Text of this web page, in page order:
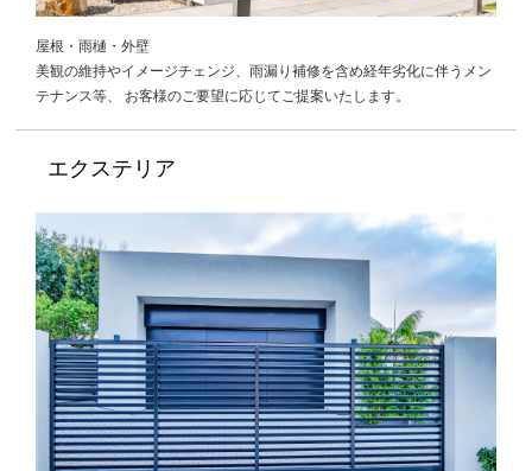
屋根・雨樋・外壁
美観の維持やイメージチェンジ、雨漏り補修を含め経年劣化に伴うメン
テナンス等、 お客様のご要望に応じてご提案いたします。
エクステリア